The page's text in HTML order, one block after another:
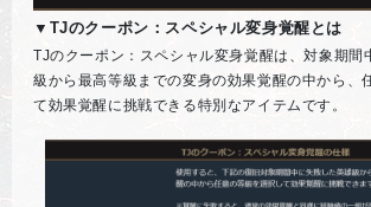
▼TJのクーポン：スペシャル変身覚醒とは
TJのクーポン：スペシャル変身覚醒は、対象期間
級から最高等級までの変身の効果覚醒の中から、
て効果覚醒に挑戦できる特別なアイテムです。